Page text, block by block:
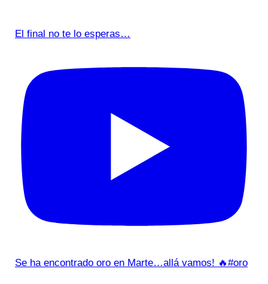
El final no te lo esperas…
Se ha encontrado oro en Marte…allá vamos! 🔥#oro